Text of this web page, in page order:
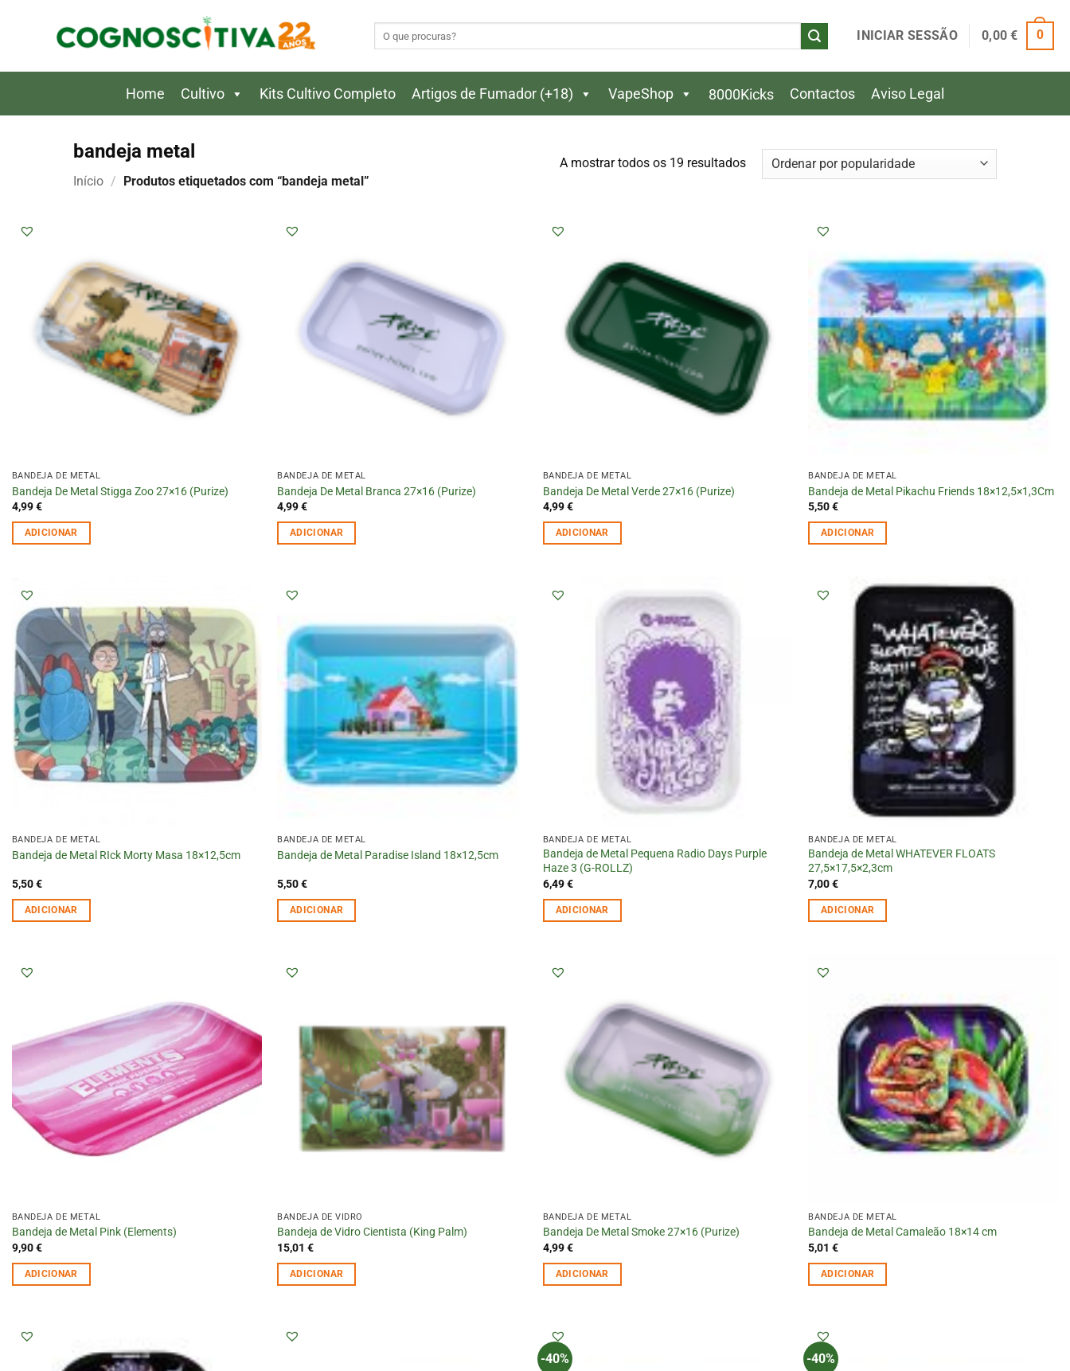
INICIAR SESSÃO 0,00€ 0
Home Cultivo Kits Cultivo Completo Artigos de Fumador (+18) VapeShop 8000Kicks Contactos Aviso Legal
bandeja metal
Início / Produtos etiquetados com “bandeja metal”
A mostrar todos os 19 resultadosOrdenado
por
BANDEJA DE METAL
Bandeja De Metal Stigga Zoo 27×16 (Purize)
4,99€
ADICIONAR
BANDEJA DE METAL
Bandeja De Metal Branca 27×16 (Purize)
4,99€
ADICIONAR
BANDEJA DE METAL
Bandeja De Metal Verde 27×16 (Purize)
4,99€
ADICIONAR
BANDEJA DE METAL
Bandeja de Metal Pikachu Friends 18×12,5×1,3Cm
5,50€
ADICIONAR
BANDEJA DE METAL
Bandeja de Metal RIck Morty Masa 18×12,5cm
5,50€
ADICIONAR
BANDEJA DE METAL
Bandeja de Metal Paradise Island 18×12,5cm
5,50€
ADICIONAR
BANDEJA DE METAL
Bandeja de Metal Pequena Radio Days Purple
Haze 3 (G-ROLLZ)
6,49€
ADICIONAR
BANDEJA DE METAL
Bandeja de Metal WHATEVER FLOATS
27,5×17,5×2,3cm
7,00€
ADICIONAR
BANDEJA DE METAL
Bandeja de Metal Pink (Elements)
9,90€
ADICIONAR
BANDEJA DE VIDRO
Bandeja de Vidro Cientista (King Palm)
15,01€
ADICIONAR
BANDEJA DE METAL
Bandeja De Metal Smoke 27×16 (Purize)
4,99€
ADICIONAR
BANDEJA DE METAL
Bandeja de Metal Camaleão 18×14 cm
5,01€
ADICIONAR
-40% -40%